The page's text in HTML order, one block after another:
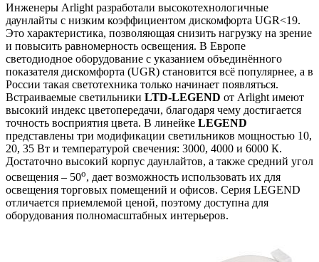
Инженеры Arlight разработали высокотехнологичные
даунлайты с низким коэффициентом дискомфорта UGR<19.
Это характеристика, позволяющая снизить нагрузку на зрение
и повысить равномерность освещения. В Европе
светодиодное оборудование с указанием объединённого
показателя дискомфорта (UGR) становится всё популярнее, а в
России такая светотехника только начинает появляться.
Встраиваемые светильники LTD-LEGEND от Arlight имеют
высокий индекс цветопередачи, благодаря чему достигается
точность восприятия цвета. В линейке LEGEND
представлены три модификации светильников мощностью 10,
20, 35 Вт и температурой свечения: 3000, 4000 и 6000 К.
Достаточно высокий корпус даунлайтов, а также средний угол
освещения – 50o, дает возможность использовать их для
освещения торговых помещений и офисов. Серия LEGEND
отличается приемлемой ценой, поэтому доступна для
оборудования полномасштабных интерьеров.